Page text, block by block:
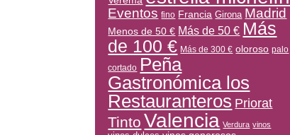
Eventos fino Francia Girona Madrid
Menos de 50 € Más de 50 € Más
de 100 € Más de 300 € oloroso palo
cortado Peña
Gastronómica los
Restauranteros Priorat
Tinto Valencia Verdura vinos